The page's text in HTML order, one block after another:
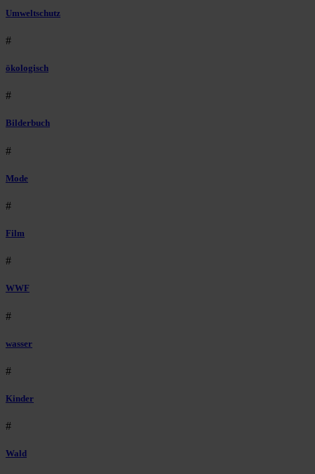
Umweltschutz
#
ökologisch
#
Bilderbuch
#
Mode
#
Film
#
WWF
#
wasser
#
Kinder
#
Wald